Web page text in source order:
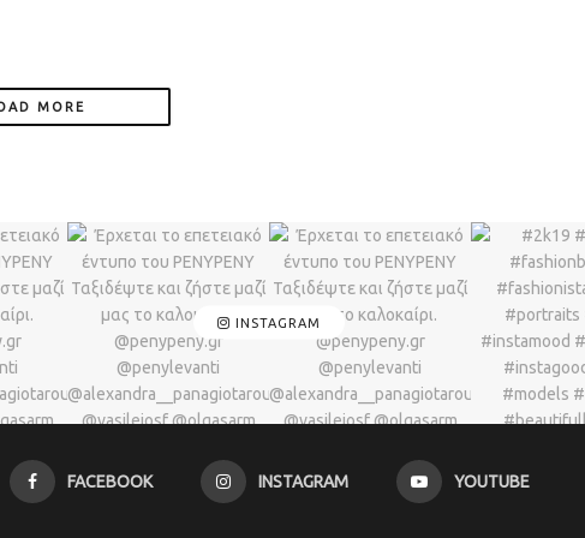
MORE
INSTAGRAM
FACEBOOK INSTAGRAM YOUTUBE